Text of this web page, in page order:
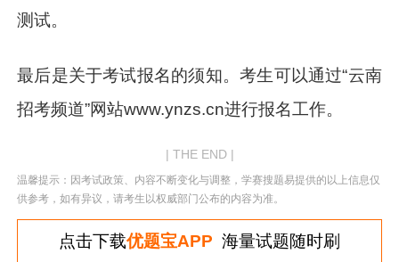
测试。
最后是关于考试报名的须知。考生可以通过“云南
招考频道”网站www.ynzs.cn进行报名工作。
| THE END |
温馨提示：因考试政策、内容不断变化与调整，学赛搜题易提供的以上信息仅
供参考，如有异议，请考生以权威部门公布的内容为准。
点击下载优题宝APP 海量试题随时刷